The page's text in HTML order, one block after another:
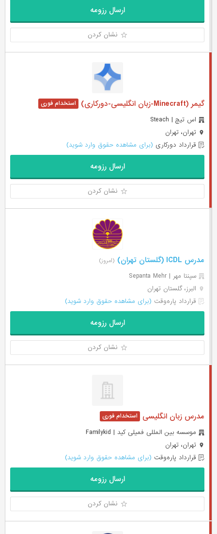
ارسال رزومه
نشان کردن
گیمر (Minecraft-زبان انگلیسی-دورکاری)
اس تیچ | Steach
تهران، تهران
قرارداد دورکاری (برای مشاهده حقوق وارد شوید)
ارسال رزومه
نشان کردن
مدرس ICDL (گلستان تهران) (امروز)
سپنتا مهر | Sepanta Mehr
البرز، گلستان تهران
قرارداد پاره‌وقت (برای مشاهده حقوق وارد شوید)
ارسال رزومه
نشان کردن
مدرس زبان انگلیسی
موسسه بین المللی فمیلی کید | Familykid
تهران، تهران
قرارداد پاره‌وقت (برای مشاهده حقوق وارد شوید)
ارسال رزومه
نشان کردن